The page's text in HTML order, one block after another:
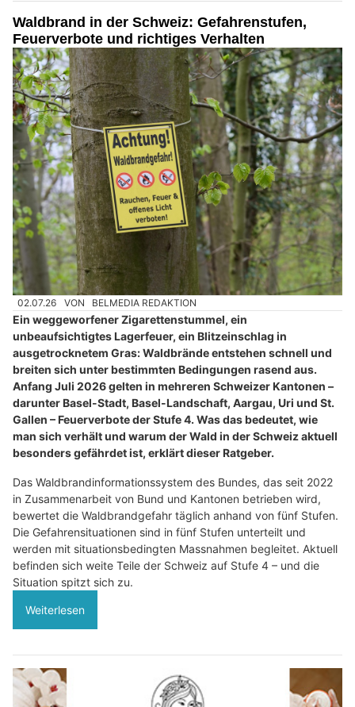
Waldbrand in der Schweiz: Gefahrenstufen,
Feuerverbote und richtiges Verhalten
02.07.26 VON BELMEDIA REDAKTION
Ein weggeworfener Zigarettenstummel, ein
unbeaufsichtigtes Lagerfeuer, ein Blitzeinschlag in
ausgetrocknetem Gras: Waldbrände entstehen schnell und
breiten sich unter bestimmten Bedingungen rasend aus.
Anfang Juli 2026 gelten in mehreren Schweizer Kantonen –
darunter Basel-Stadt, Basel-Landschaft, Aargau, Uri und St.
Gallen – Feuerverbote der Stufe 4. Was das bedeutet, wie
man sich verhält und warum der Wald in der Schweiz aktuell
besonders gefährdet ist, erklärt dieser Ratgeber.
Das Waldbrandinformationssystem des Bundes, das seit 2022
in Zusammenarbeit von Bund und Kantonen betrieben wird,
bewertet die Waldbrandgefahr täglich anhand von fünf Stufen.
Die Gefahrensituationen sind in fünf Stufen unterteilt und
werden mit situationsbedingten Massnahmen begleitet. Aktuell
befinden sich weite Teile der Schweiz auf Stufe 4 – und die
Situation spitzt sich zu.
Weiterlesen